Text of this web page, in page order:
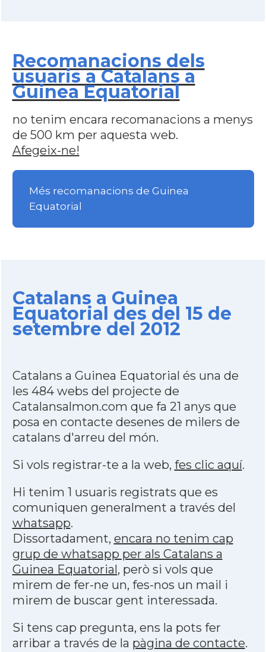
Recomanacions dels
usuaris a Catalans a
Guinea Equatorial
no tenim encara recomanacions a menys
de 500 km per aquesta web.
Afegeix-ne!
Més recomanacions de Guinea
Equatorial
Catalans a Guinea
Equatorial des del 15 de
setembre del 2012
Catalans a Guinea Equatorial és una de
les 484 webs del projecte de
Catalansalmon.com que fa 21 anys que
posa en contacte desenes de milers de
catalans d'arreu del món.
Si vols registrar-te a la web, fes clic aquí.
Hi tenim 1 usuaris registrats que es
comuniquen generalment a través del
whatsapp.
Dissortadament, encara no tenim cap
grup de whatsapp per als Catalans a
Guinea Equatorial, però si vols que
mirem de fer-ne un, fes-nos un mail i
mirem de buscar gent interessada.
Si tens cap pregunta, ens la pots fer
arribar a través de la pàgina de contacte.